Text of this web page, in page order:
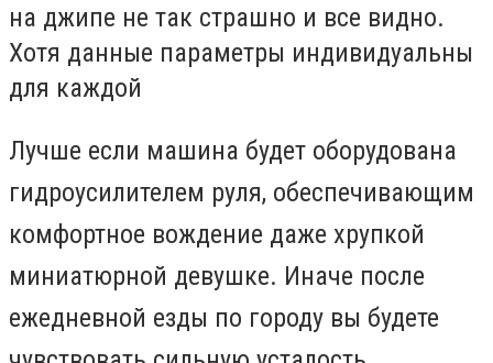
на джипе не так страшно и все видно.
Хотя данные параметры индивидуальны
для каждой
Лучше если машина будет оборудована
гидроусилителем руля, обеспечивающим
комфортное вождение даже хрупкой
миниатюрной девушке. Иначе после
ежедневной езды по городу вы будете